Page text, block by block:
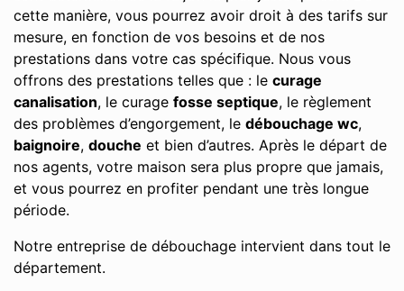
cette manière, vous pourrez avoir droit à des tarifs sur
mesure, en fonction de vos besoins et de nos
prestations dans votre cas spécifique. Nous vous
offrons des prestations telles que : le curage
canalisation, le curage fosse septique, le règlement
des problèmes d’engorgement, le débouchage wc,
baignoire, douche et bien d’autres. Après le départ de
nos agents, votre maison sera plus propre que jamais,
et vous pourrez en profiter pendant une très longue
période.
Notre entreprise de débouchage intervient dans tout le
département.